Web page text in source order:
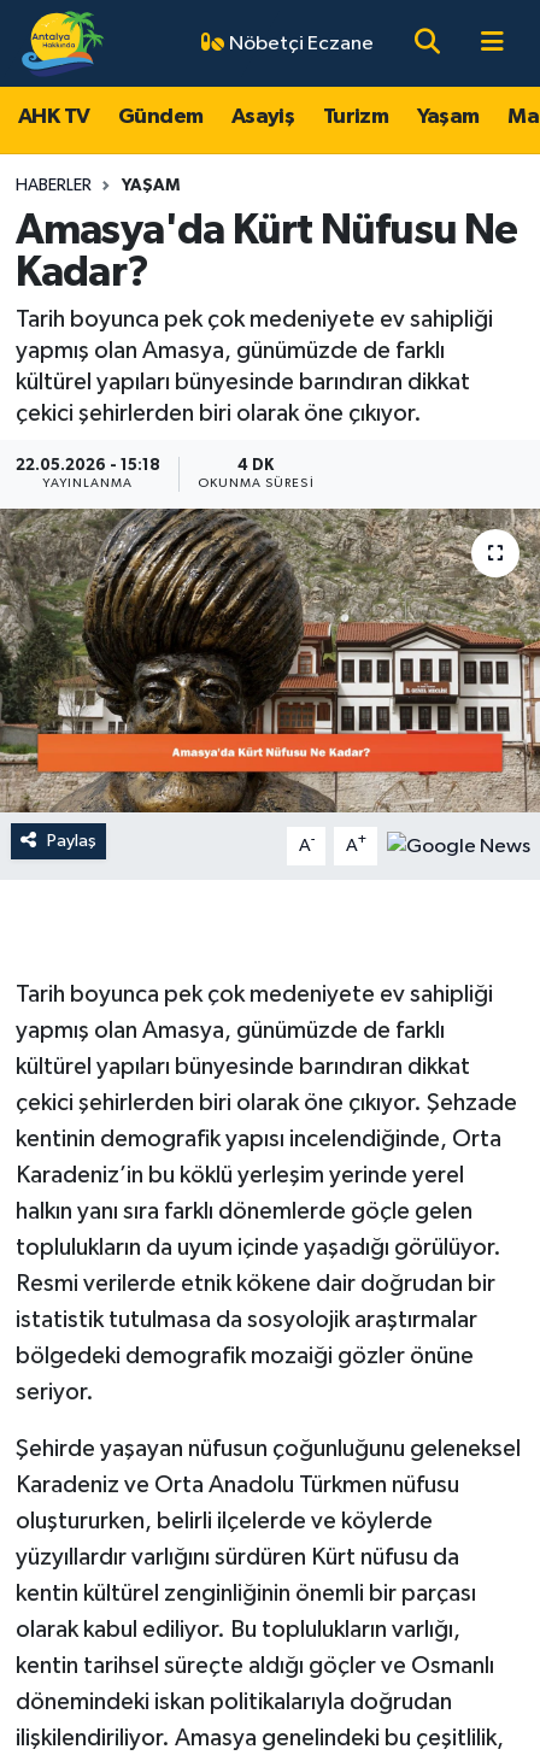
Nöbetçi Eczane
AHK TV Gündem Asayiş Turizm Yaşam
HABERLER YAŞAM
Amasya'da Kürt Nüfusu Ne
Kadar?
Tarih boyunca pek çok medeniyete ev sahipliği
yapmış olan Amasya, günümüzde de farklı
kültürel yapıları bünyesinde barındıran dikkat
çekici şehirlerden biri olarak öne çıkıyor.
22.05.2026 - 15:18
YAYINLANMA
4 DK
OKUNMA SÜRESI
Paylaş A- A+
Tarih boyunca pek çok medeniyete ev sahipliği
yapmış olan Amasya, günümüzde de farklı
kültürel yapıları bünyesinde barındıran dikkat
çekici şehirlerden biri olarak öne çıkıyor. Şehzade
kentinin demografik yapısı incelendiğinde, Orta
Karadeniz’in bu köklü yerleşim yerinde yerel
halkın yanı sıra farklı dönemlerde göçle gelen
toplulukların da uyum içinde yaşadığı görülüyor.
Resmi verilerde etnik kökene dair doğrudan bir
istatistik tutulmasa da sosyolojik araştırmalar
bölgedeki demografik mozaiği gözler önüne
seriyor.
Şehirde yaşayan nüfusun çoğunluğunu geleneksel
Karadeniz ve Orta Anadolu Türkmen nüfusu
oluştururken, belirli ilçelerde ve köylerde
yüzyıllardır varlığını sürdüren Kürt nüfusu da
kentin kültürel zenginliğinin önemli bir parçası
olarak kabul ediliyor. Bu toplulukların varlığı,
kentin tarihsel süreçte aldığı göçler ve Osmanlı
dönemindeki iskan politikalarıyla doğrudan
ilişkilendiriliyor. Amasya genelindeki bu çeşitlilik,
AHK TV
Gündem
Turizm
Yaşam
Magazin
Ekonomi
Spor
Dünya
Resmi Reklamlar
Antalya Nöbetçi Eczaneler
Antalya Hava Durumu
Antalya Namaz Vakitleri
Antalya Trafik Yoğunluk Haritası
Süper Lig Puan Durumu ve Fikstür
Tüm Manşetler
Son Dakika Haberleri
Haber Arşivi